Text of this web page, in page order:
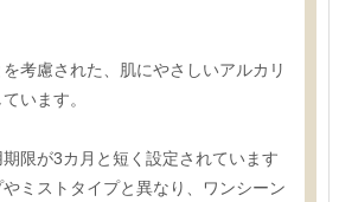
考慮された、肌にやさしいアルカリ
います。
限が3カ月と短く設定されています
ミストタイプと異なり、ワンシーン